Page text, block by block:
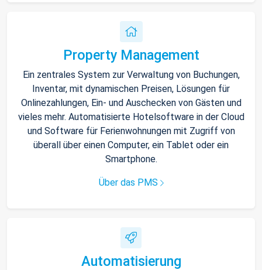
Property Management
Ein zentrales System zur Verwaltung von Buchungen,
Inventar, mit dynamischen Preisen, Lösungen für
Onlinezahlungen, Ein- und Auschecken von Gästen und
vieles mehr. Automatisierte Hotelsoftware in der Cloud
und Software für Ferienwohnungen mit Zugriff von
überall über einen Computer, ein Tablet oder ein
Smartphone.
Über das PMS
Automatisierung